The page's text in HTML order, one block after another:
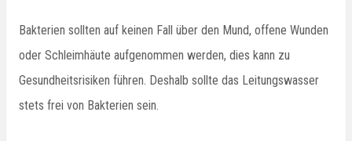
Bakterien sollten auf keinen Fall über den Mund, offene Wunden
oder Schleimhäute aufgenommen werden, dies kann zu
Gesundheitsrisiken führen. Deshalb sollte das Leitungswasser
stets frei von Bakterien sein.